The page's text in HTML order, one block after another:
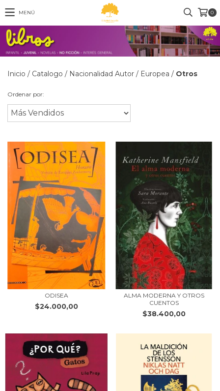
MENÚ 0
Inicio / Catalogo / Nacionalidad Autor / Europea / Otros
Ordenar por:
ODISEA
$24.000,00
ALMA MODERNA Y OTROS
CUENTOS
$38.400,00